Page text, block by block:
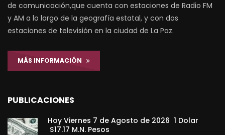
de comunicación,que cuenta con estaciones de Radio FM
y AM a lo largo de la geografía estatal, y con dos
estaciones de televisión en la ciudad de La Paz.
MÁS INFORMACIÓN
PUBLICACIONES
Hoy Viernes 7 de Agosto de 2026 1 Dolar
$17.17 M.N. Pesos